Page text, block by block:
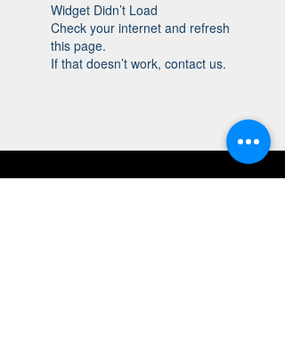
Widget Didn’t Load
Check your internet and refresh
this page.
If that doesn’t work, contact us.